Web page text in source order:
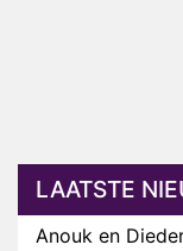
LAATSTE
Anouk en